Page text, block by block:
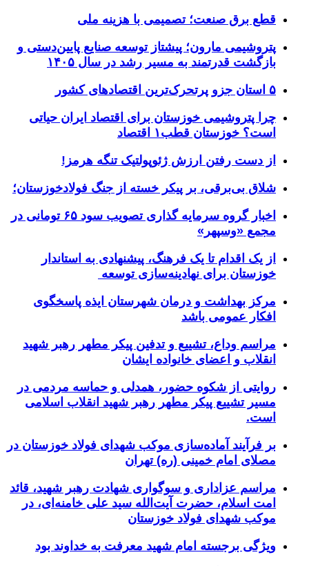
قطع برق صنعت؛ تصمیمی با هزینه ملی
پتروشیمی مارون؛ پیشتاز توسعه صنایع پایین‌دستی و
بازگشت قدرتمند به مسیر رشد در سال ۱۴۰۵
۵ استان جزو پرتحرک‌ترین اقتصاد‌های کشور
چرا پتروشیمی خوزستان برای اقتصاد ایران حیاتی
است؟ خوزستان قطب۱ اقتصاد
از دست رفتن ارزش ژئوپولتیک تنگه هرمز!
شلاق‌ بی‌برقی، بر پیکر خسته‌ از جنگ فولادخوزستان؛
اخبار گروه سرمایه گذاری تصویب سود ۶۵ تومانی در
مجمع «وسپهر»
از یک اقدام تا یک فرهنگ، پیشنهادی به استاندار
خوزستان برای نهادینه‌سازی توسعه
مرکز بهداشت و درمان شهرستان ایذه پاسخگوی
افکار عمومی باشد
مراسم وداع، تشییع و تدفین پیکر مطهر رهبر شهید
انقلاب و اعضای خانواده ایشان
روایتی از شکوه حضور، همدلی و حماسه مردمی در
مسیر تشییع پیکر مطهر رهبر شهید انقلاب اسلامی
است.
بر فرآیند آماده‌سازی موکب شهدای فولاد خوزستان در
مصلای امام خمینی (ره) تهران
مراسم عزاداری و سوگواری شهادت رهبر شهید، قائد
امت اسلام، حضرت آیت‌الله سید علی خامنه‌ای، در
موکب شهدای فولاد خوزستان
ویژگی برجسته امام شهید معرفت به خداوند بود